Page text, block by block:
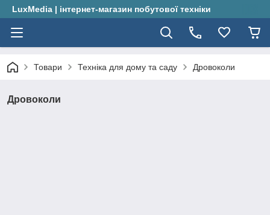
LuxMedia | інтернет-магазин побутової техніки
Товари Техніка для дому та саду Дровоколи
Дровоколи